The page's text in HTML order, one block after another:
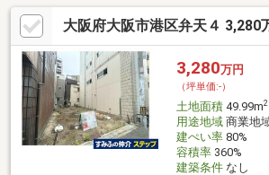
にお任せ下さい♪スーパー ニッコー波除店
阪市立波除小学校 徒歩４分中学校 大阪市立
歩６分□７ARC公式LINEができました！！
物件も多数ございます。お気軽に何でもお問
Instagramも日々更新しております♪♪詳しくは
ください！
大阪府大阪市港区弁天４ 3,280
3,280万円
（坪単価:-）
土地面積49.99m2
用途地域商業地
建ぺい率80%
容積率360%
建築条件なし